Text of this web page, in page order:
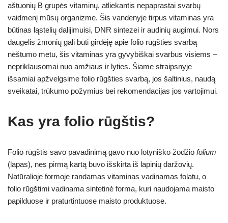
aštuonių B grupės vitaminų, atliekantis nepaprastai svarbų
vaidmenį mūsų organizme. Šis vandenyje tirpus vitaminas yra
būtinas ląstelių dalijimuisi, DNR sintezei ir audinių augimui. Nors
daugelis žmonių gali būti girdėję apie folio rūgšties svarbą
nėštumo metu, šis vitaminas yra gyvybiškai svarbus visiems –
nepriklausomai nuo amžiaus ir lyties. Šiame straipsnyje
išsamiai apžvelgsime folio rūgšties svarbą, jos šaltinius, naudą
sveikatai, trūkumo požymius bei rekomendacijas jos vartojimui.
Kas yra folio rūgštis?
Folio rūgštis savo pavadinimą gavo nuo lotyniško žodžio folium
(lapas), nes pirmą kartą buvo išskirta iš lapinių daržovių.
Natūralioje formoje randamas vitaminas vadinamas folatu, o
folio rūgštimi vadinama sintetinė forma, kuri naudojama maisto
papilduose ir praturtintuose maisto produktuose.